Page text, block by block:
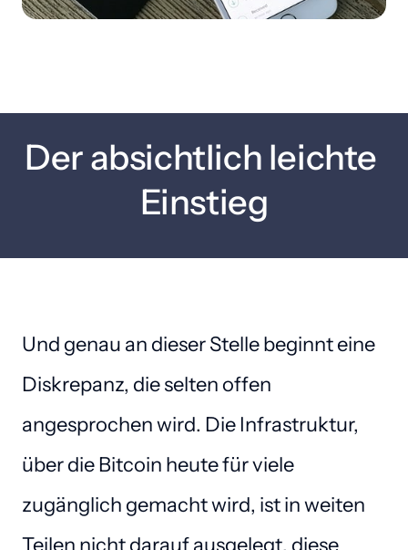
Der absichtlich leichte
Einstieg
Und genau an dieser Stelle beginnt eine
Diskrepanz, die selten offen
angesprochen wird. Die Infrastruktur,
über die Bitcoin heute für viele
zugänglich gemacht wird, ist in weiten